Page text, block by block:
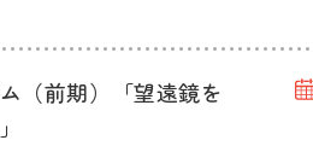
（前期）「望遠鏡を